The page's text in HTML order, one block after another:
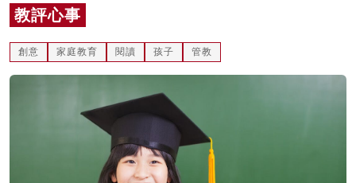
灼見活動
關於我們
教評心事
創意 家庭教育 閱讀 孩子 管教